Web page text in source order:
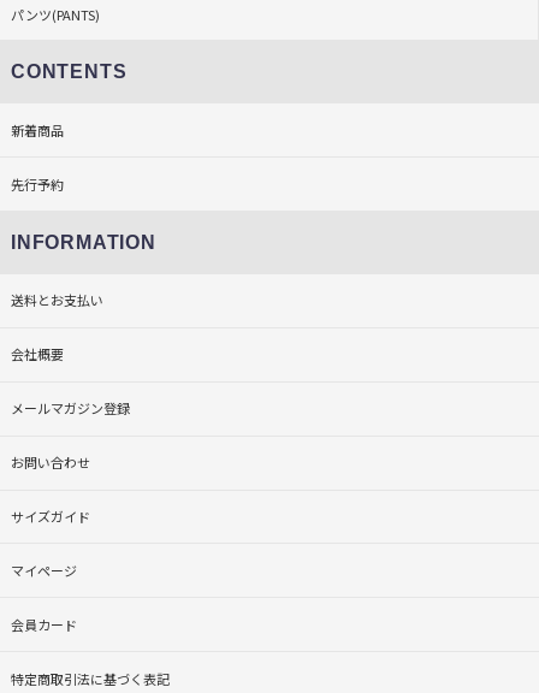
パンツ(PANTS)
CONTENTS
新着商品
先行予約
INFORMATION
送料とお支払い
会社概要
メールマガジン登録
お問い合わせ
サイズガイド
マイページ
会員カード
特定商取引法に基づく表記